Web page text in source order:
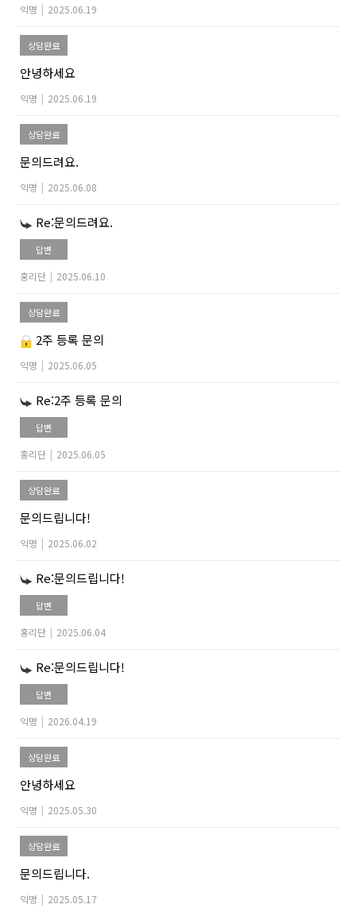
익명 | 2025.06.19
상담완료
안녕하세요
익명 | 2025.06.19
상담완료
문의드려요.
익명 | 2025.06.08
Re:문의드려요.
답변
홍리단 | 2025.06.10
상담완료
2주 등록 문의
익명 | 2025.06.05
Re:2주 등록 문의
답변
홍리단 | 2025.06.05
상담완료
문의드립니다!
익명 | 2025.06.02
Re:문의드립니다!
답변
홍리단 | 2025.06.04
Re:문의드립니다!
답변
익명 | 2026.04.19
상담완료
안녕하세요
익명 | 2025.05.30
상담완료
문의드립니다.
익명 | 2025.05.17